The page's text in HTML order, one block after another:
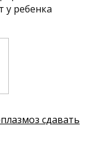
у ребенка
сдавать